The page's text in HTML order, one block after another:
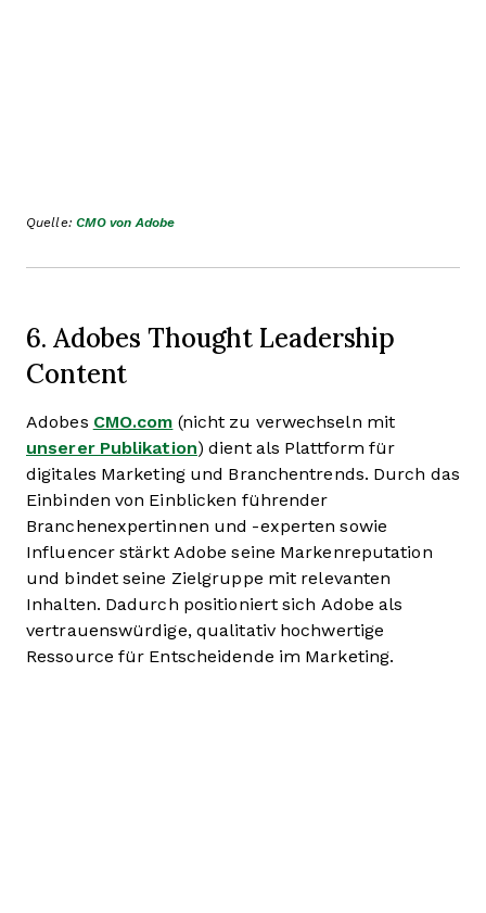
Quelle: CMO von Adobe
6. Adobes Thought Leadership
Content
Adobes CMO.com (nicht zu verwechseln mit
unserer Publikation) dient als Plattform für
digitales Marketing und Branchentrends. Durch das
Einbinden von Einblicken führender
Branchenexpertinnen und -experten sowie
Influencer stärkt Adobe seine Markenreputation
und bindet seine Zielgruppe mit relevanten
Inhalten. Dadurch positioniert sich Adobe als
vertrauenswürdige, qualitativ hochwertige
Ressource für Entscheidende im Marketing.